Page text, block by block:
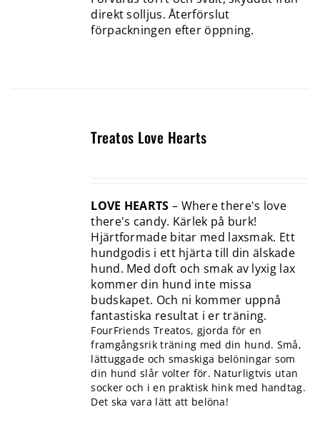
direkt solljus. Återförslut
förpackningen efter öppning.
Treatos Love Hearts
LOVE HEARTS – Where there's love
there's candy. Kärlek på burk!
Hjärtformade bitar med laxsmak. Ett
hundgodis i ett hjärta till din älskade
hund. Med doft och smak av lyxig lax
kommer din hund inte missa
budskapet. Och ni kommer uppnå
fantastiska resultat i er träning.
FourFriends Treatos, gjorda för en
framgångsrik träning med din hund. Små,
lättuggade och smaskiga belöningar som
din hund slår volter för. Naturligtvis utan
socker och i en praktisk hink med handtag.
Det ska vara lätt att belöna!